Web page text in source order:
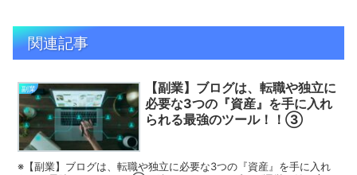
関連記事
副業
【副業】ブログは、転職や独立に
必要な3つの『資産』を手に入れ
られる最強のツール！！③
※【副業】ブログは、転職や独立に必要な3つの『資産』を手に入れ